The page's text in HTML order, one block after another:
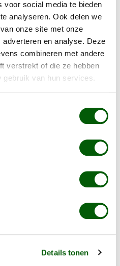
voor social media te bieden
analyseren. Ook delen we
onze site met onze
en analyse. Deze
combineren met andere
verstrekt of die ze hebben
van hun services.
Details tonen
je twijfelt tussen
opmerkingen en wij
uitsluitend een
het proefpakket om deze
informatie over uw hond
van Nero Pure natuurlijk
worst varieeren, heeft je